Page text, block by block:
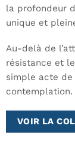
la profondeur
unique et
Au-delà de
résistance et
simple acte
contemplation.
VOIR LA